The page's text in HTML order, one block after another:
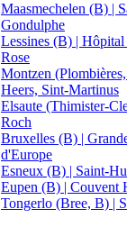
Maasmechelen (B) |
Gondulphe
Lessines (B) |
Rose
Montzen
Heers, Sint-Martinus
Elsaute (Thimister-
Roch
Bruxelles (B) |
d'Europe
Esneux (B) | Saint-
Eupen (B) | Couvent
Tongerlo (Bree, B) |